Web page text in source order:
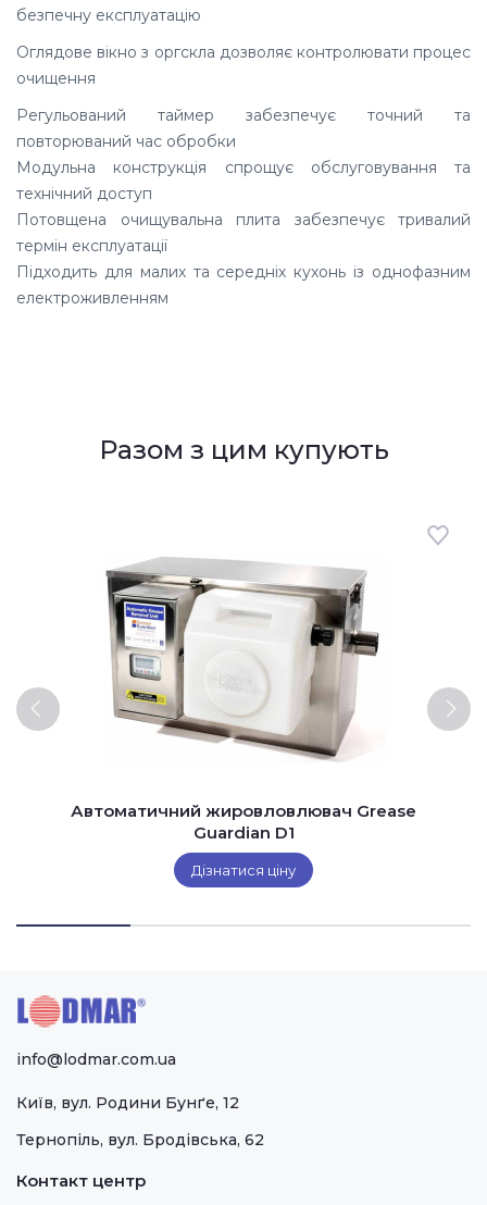
безпечну експлуатацію
Оглядове вікно з оргскла дозволяє контролювати процес
очищення
Регульований таймер забезпечує точний та
повторюваний час обробки
Модульна конструкція спрощує обслуговування та
технічний доступ
Потовщена очищувальна плита забезпечує тривалий
термін експлуатації
Підходить для малих та середніх кухонь із однофазним
електроживленням
Разом з цим купують
Автоматичний жировловлювач Grease
Guardian D1
Дізнатися ціну
info@lodmar.com.ua
Київ, вул. Родини Бунґе, 12
Тернопіль, вул. Бродівська, 62
Контакт центр